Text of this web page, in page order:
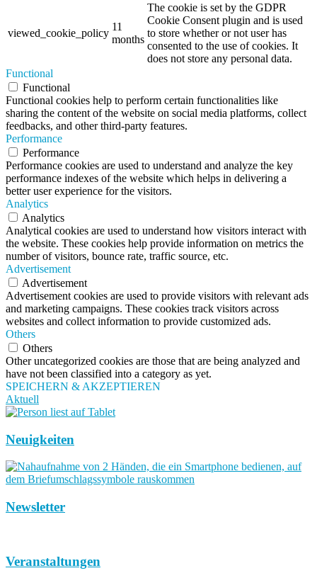
viewed_cookie_policy
11
months
The cookie is set by the GDPR
Cookie Consent plugin and is used
to store whether or not user has
consented to the use of cookies. It
does not store any personal data.
Functional
Functional
Functional cookies help to perform certain functionalities like
sharing the content of the website on social media platforms, collect
feedbacks, and other third-party features.
Performance
Performance
Performance cookies are used to understand and analyze the key
performance indexes of the website which helps in delivering a
better user experience for the visitors.
Analytics
Analytics
Analytical cookies are used to understand how visitors interact with
the website. These cookies help provide information on metrics the
number of visitors, bounce rate, traffic source, etc.
Advertisement
Advertisement
Advertisement cookies are used to provide visitors with relevant ads
and marketing campaigns. These cookies track visitors across
websites and collect information to provide customized ads.
Others
Others
Other uncategorized cookies are those that are being analyzed and
have not been classified into a category as yet.
SPEICHERN & AKZEPTIEREN
Aktuell
Neuigkeiten
Newsletter
Veranstaltungen